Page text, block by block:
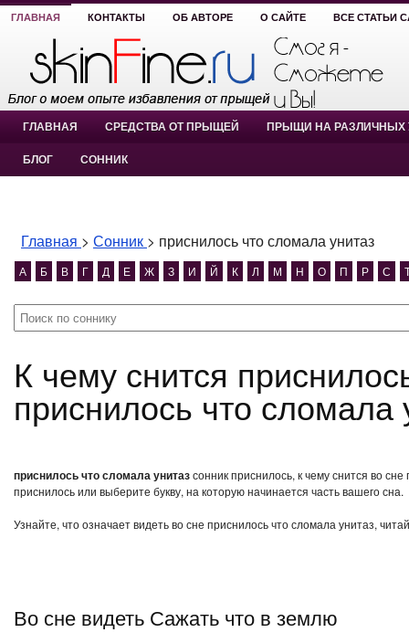
ГЛАВНАЯ КОНТАКТЫ ОБ АВТОРЕ О САЙТЕ ВСЕ СТАТЬИ
ГЛАВНАЯ СРЕДСТВА ОТ ПРЫЩЕЙ ПРЫЩИ НА РАЗЛИЧНЫХ
БЛОГ СОННИК
Главная > Сонник > приснилось что сломала унитаз
А Б В Г Д Е Ж З И Й К Л М Н О П Р С
К чему снится приснилось что сломала унитаз?
приснилось что сломала
приснилось что сломала унитазсонник приснилось, к чему снится во
приснилось или выберите букву, на которую начинается часть вашего сна.
Узнайте, что означает видеть во сне приснилось что сломала унитаз,
Во сне видеть Сажать что в землю